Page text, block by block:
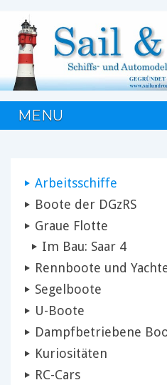
MENU
Arbeitsschiffe
Boote der DGzRS
Graue Flotte
Im Bau: Saar 4
Rennboote und
Segelboote
U-Boote
Dampfbetriebene
Kuriositäten
RC-Cars